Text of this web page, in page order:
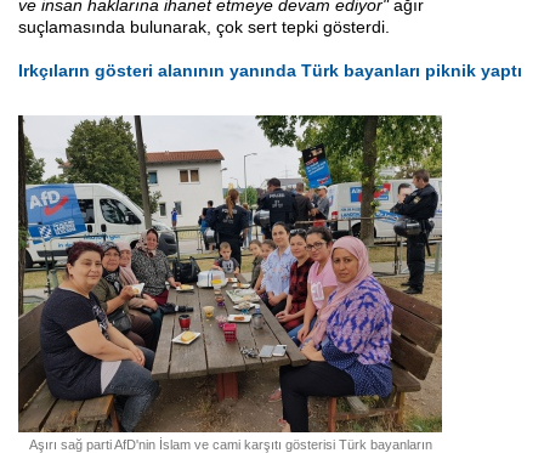
ve insan haklarına ihanet etmeye devam ediyor"ağır
suçlamasında bulunarak, çok sert tepki gösterdi.
Irkçıların gösteri alanının yanında Türk bayanları piknik yaptı
Aşırı sağ parti AfD'nin İslam ve cami karşıtı gösterisi Türk bayanların